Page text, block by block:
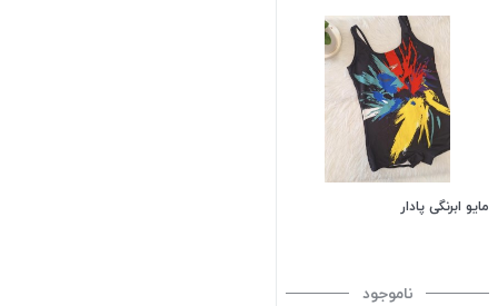
مایو ابرنگی پادار
ناموجود